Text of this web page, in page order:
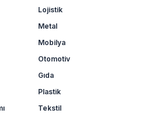
Lojistik
Metal
Mobilya
Otomotiv
Gıda
Plastik
Tekstil